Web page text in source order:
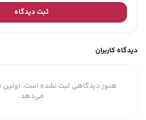
ثبت دیدگاه
دیدگاه کاربران
هنوز دیدگاهی ثبت نشده است. اولین
می‌دهد.